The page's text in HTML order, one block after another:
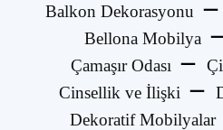
Balkon Dekorasyonu
Bellona Mobilya
Çamaşır Odası
Cinsellik ve İlişki
Dekoratif Mobilyalar